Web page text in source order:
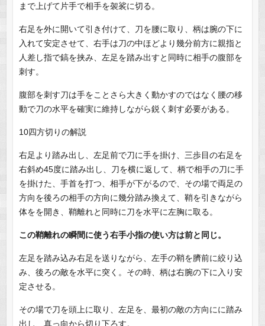
まで上げて片手で相手を袈裟に切る。
右足を外に開いて引き付けて、刀を腰に取り、柄は腕の下に
入れて安定させて、右手は刀の中ほどより幾分前方に親指と
人差し指で鎬を挟み、左足を踏み出すと同時に相手の腹部を
刺す。
腹部を刺す刀は手をことさら大きく動かすのではなく腰の移
動で刀の水平を確実に維持しながら鋭く刺す必要がある。
10四方切りの解説
右足より踏み出し、左足前で刀に手を掛け、三歩目の右足を
右斜め45度に踏み出し、刀を横に返して、柄で相手の刀に手
を掛けた、手首を打つ、相手が下がるので、その場で両足の
方向を後ろの相手の方向に幾分踏み換えて、鞘を引きながら
体をを開き、鞘離れと同時に刀を水平に左胸に取る。
この鞘離れの瞬間に使う右手小指の使い方は前と同じ。
左足を踏み込み右足を送りながら、左手の鞘を臍前に絞り込
み、後ろの敵を水平に突く。その時、柄は右腕の下に入り安
定させる。
その場で刀を頭上に取り、左足を、最初の敵の方向にに踏み
出し、真っ向から切り下ろす。